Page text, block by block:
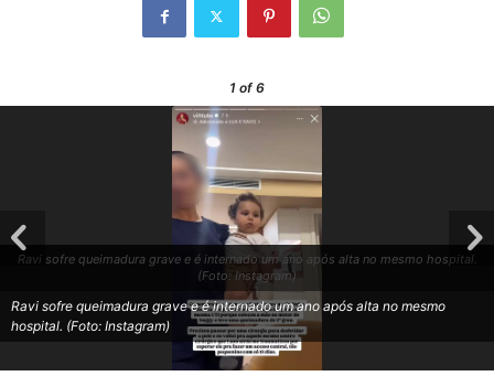
1 of 6
Ravi sofre queimadura grave e é internado um ano após alta no mesmo hospital.
(Foto: Instagram)
Ravi sofre queimadura grave e é internado um ano após alta no mesmo
hospital. (Foto: Instagram)